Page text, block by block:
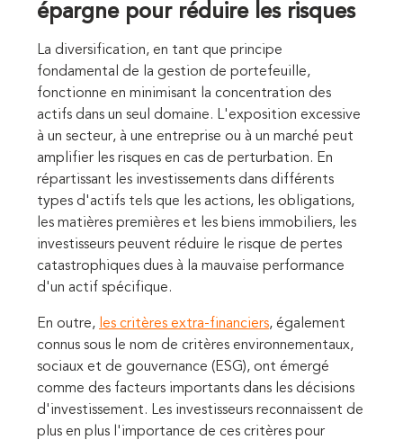
épargne pour réduire les risques
La diversification, en tant que principe
fondamental de la gestion de portefeuille,
fonctionne en minimisant la concentration des
actifs dans un seul domaine. L'exposition excessive
à un secteur, à une entreprise ou à un marché peut
amplifier les risques en cas de perturbation. En
répartissant les investissements dans différents
types d'actifs tels que les actions, les obligations,
les matières premières et les biens immobiliers, les
investisseurs peuvent réduire le risque de pertes
catastrophiques dues à la mauvaise performance
d'un actif spécifique.
En outre, les critères extra-financiers, également
connus sous le nom de critères environnementaux,
sociaux et de gouvernance (ESG), ont émergé
comme des facteurs importants dans les décisions
d'investissement. Les investisseurs reconnaissent de
plus en plus l'importance de ces critères pour